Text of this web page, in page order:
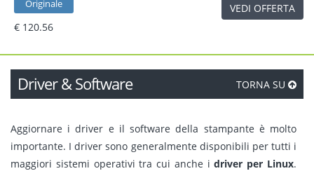
Originale
€ 120.56
VEDI OFFERTA
Driver & Software TORNA SU
Aggiornare i driver e il software della stampante è molto
importante. I driver sono generalmente disponibili per tutti i
maggiori sistemi operativi tra cui anche idriver per Linux.